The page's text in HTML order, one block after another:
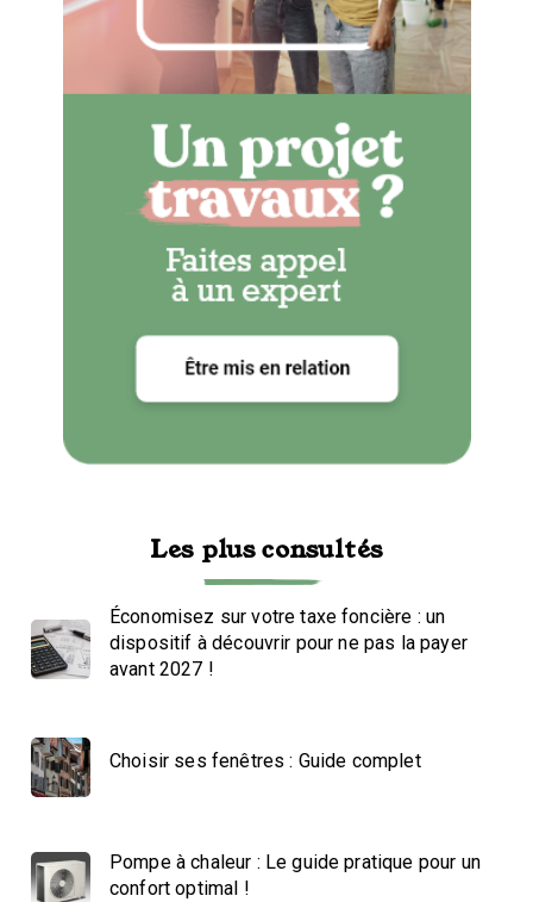
Les plus consultés
Économisez sur votre taxe foncière : un
dispositif à découvrir pour ne pas la payer
avant 2027 !
Choisir ses fenêtres : Guide complet
Pompe à chaleur : Le guide pratique pour un
confort optimal !